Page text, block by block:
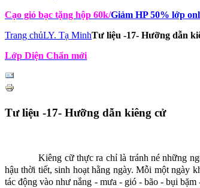
Cạo gió bạc tặng hộp 60k/Giảm HP 50% lớp
Trang chủLY. Tạ MinhTư liệu -17- Hưỡng dẫn
Lớp Diện Chẩn mới
Tư liệu -17- Hưỡng dẫn kiêng cử
Kiêng cữ thực ra chỉ là tránh né những
hậu thời tiết, sinh hoạt hằng ngày. Mỗi một ngày
tác động vào như nắng - mưa - gió - bão - bụi